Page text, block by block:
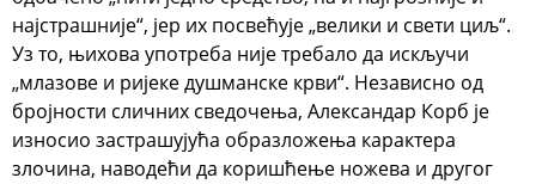
најстрашније“, јер их посвећује „велики и свети циљ“.
Уз то, њихова употреба није требало да искључи
„млазове и ријеке душманске крви“. Независно од
бројности сличних сведочења, Александар Корб је
износио застрашујућа образложења карактера
злочина, наводећи да коришћење ножева и другог